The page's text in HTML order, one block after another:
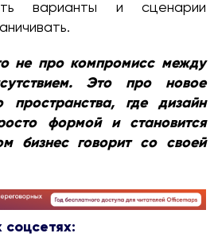
варианты и сценарии
не про компромисс между
Это про новое
пространства, где дизайн
формой и становится
бизнес говорит со своей
соцсетях: